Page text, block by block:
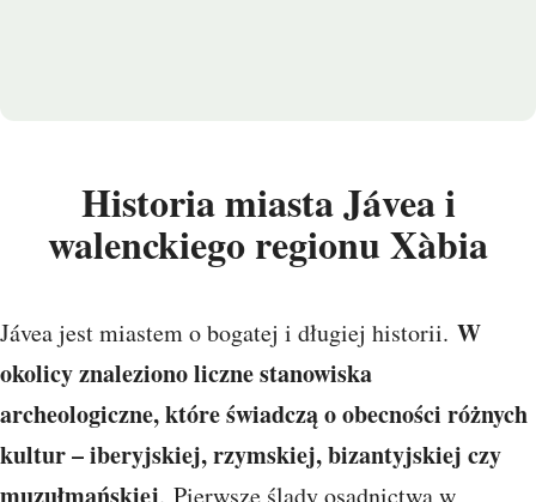
Historia miasta Jávea i
walenckiego regionu Xàbia
Jávea jest miastem o bogatej i długiej historii. W
okolicy znaleziono liczne stanowiska
archeologiczne, które świadczą o obecności różnych
kultur – iberyjskiej, rzymskiej, bizantyjskiej czy
muzułmańskiej. Pierwsze ślady osadnictwa w